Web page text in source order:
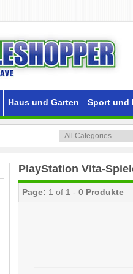
Haus und Garten Sport und
PlayStation Vita-
Page: 1 of 1 - 0 Produkte